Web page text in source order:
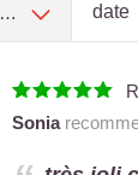
Language date
Sonia